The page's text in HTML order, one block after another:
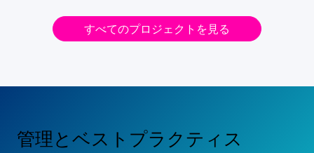
すべてのプロジェクトを見る
管理とベストプラクティス